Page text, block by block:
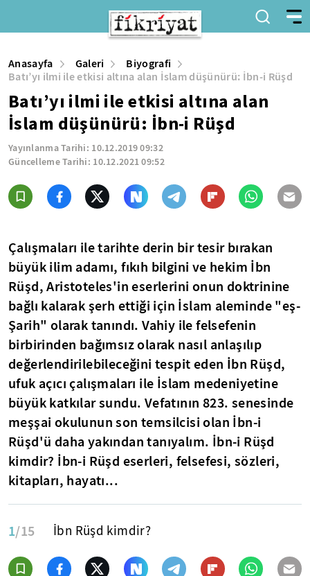
Anasayfa Galeri
Biyografi
Batı’yı ilmi ile etkisi altına alan İslam düşünürü: İbn-i Rüşd
Batı’yı ilmi ile etkisi altına alan
İslam düşünürü: İbn-i Rüşd
Yayınlanma Tarihi: 10.12.2019 09:32
Güncelleme Tarihi: 10.12.2021 09:52
Çalışmaları ile tarihte derin bir tesir bırakan
büyük ilim adamı, fıkıh bilgini ve hekim İbn
Rüşd, Aristoteles'in eserlerini onun doktrinine
bağlı kalarak şerh ettiği için İslam aleminde "eş-
Şarih" olarak tanındı. Vahiy ile felsefenin
birbirinden bağımsız olarak nasıl anlaşılıp
değerlendirilebileceğini tespit eden İbn Rüşd,
ufuk açıcı çalışmaları ile İslam medeniyetine
büyük katkılar sundu. Vefatının 823. senesinde
meşşai okulunun son temsilcisi olan İbn-i
Rüşd'ü daha yakından tanıyalım. İbn-i Rüşd
kimdir? İbn-i Rüşd eserleri, felsefesi, sözleri,
kitapları, hayatı...
1/15 İbn Rüşd kimdir?